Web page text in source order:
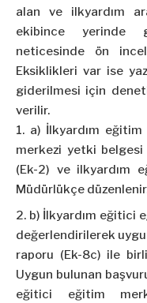
alan ve ilkyardım
ekibince yerinde
neticesinde ön
Eksiklikleri var ise
giderilmesi için
verilir.
a) İlkyardım
merkezi yetki belgesi
(Ek-2) ve ilkyardım
Müdürlükçe
b) İlkyardım eğitici
değerlendirilerek
raporu (Ek-8c) ile
Uygun bulunan
eğitici eğitim